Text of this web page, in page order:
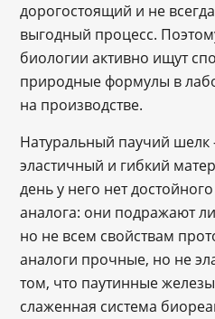
дорогостоящий и не
выгодный процесс.
биологии активно ищут
природные формулы в
на производстве.
Натуральный паучий
эластичный и гибкий
день у него нет
аналога: они подражают
но не всем свойствам
аналоги прочные, но не
том, что паутинные
слаженная система